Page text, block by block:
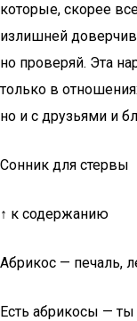
которые, скорее
излишней
но проверяй. Эта
только в
но и с друзьями и
Сонник для стервы
↑ к содержанию
Абрикос — печаль,
Есть абрикосы — ты